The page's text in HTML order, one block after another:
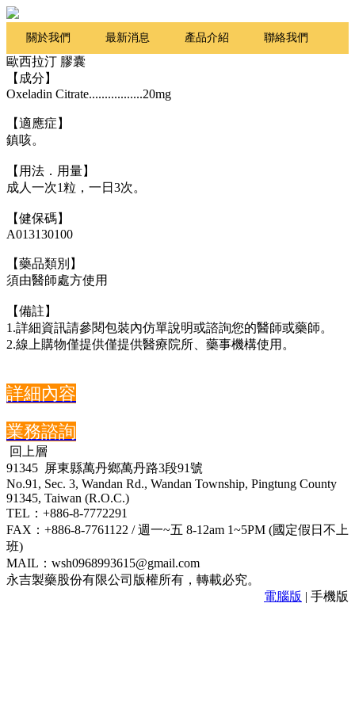
關於我們 最新消息 產品介紹 聯絡我們
Q&A
歐西拉汀 膠囊
【成分】
Oxeladin Citrate.................20mg
【適應症】
鎮咳。
【用法．用量】
成人一次1粒，一日3次。
【健保碼】
A013130100
【藥品類別】
須由醫師處方使用
【備註】
1.詳細資訊請參閱包裝內仿單說明或諮詢您的醫師或藥師。
2.線上購物僅提供僅提供醫療院所、藥事機構使用。
詳細內容
業務諮詢
回上層
91345 屏東縣萬丹鄉萬丹路3段91號
No.91, Sec. 3, Wandan Rd., Wandan Township, Pingtung County
91345, Taiwan (R.O.C.)
TEL：+886-8-7772291
FAX：+886-8-7761122 / 週一~五 8-12am 1~5PM (國定假日不上
班)
MAIL：wsh0968993615@gmail.com
永吉製藥股份有限公司版權所有，轉載必究。
電腦版 | 手機版